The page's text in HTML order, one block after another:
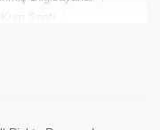
Kum Saati